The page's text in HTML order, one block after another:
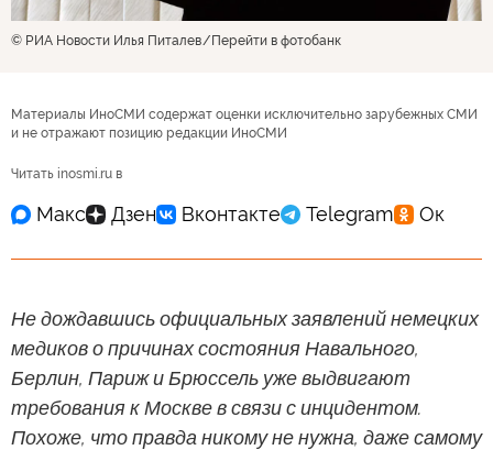
© РИА Новости Илья Питалев Перейти в фотобанк
Материалы ИноСМИ содержат оценки исключительно зарубежных СМИ
и не отражают позицию редакции ИноСМИ
Читать inosmi.ru в
Не дождавшись официальных заявлений немецких
медиков о причинах состояния Навального,
Берлин, Париж и Брюссель уже выдвигают
требования к Москве в связи с инцидентом.
Похоже, что правда никому не нужна, даже самому